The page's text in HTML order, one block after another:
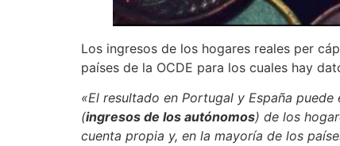
Los ingresos de los hogares reales per
países de la OCDE para los cuales hay
«El resultado en Portugal y España
(ingresos de los autónomos) de los
cuenta propia y, en la mayoría de los